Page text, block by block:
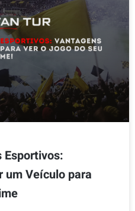
Esportivos:
um Veículo para